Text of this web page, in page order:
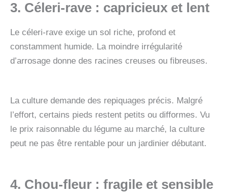
3. Céleri-rave : capricieux et lent
Le céleri-rave exige un sol riche, profond et
constamment humide. La moindre irrégularité
d’arrosage donne des racines creuses ou fibreuses.
La culture demande des repiquages précis. Malgré
l’effort, certains pieds restent petits ou difformes. Vu
le prix raisonnable du légume au marché, la culture
peut ne pas être rentable pour un jardinier débutant.
4. Chou-fleur : fragile et sensible